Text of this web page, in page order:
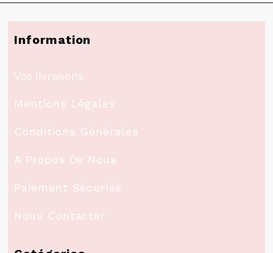
Information
Vos livraisons
Mentions Légales
Conditions Générales
A Propos De Nous
Paiement Sécurisé
Nous Contacter